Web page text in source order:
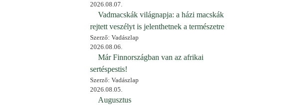
2026.08.07.
Vadmacskák világnapja: a házi macskák
rejtett veszélyt is jelenthetnek a természetre
Szerző: Vadászlap
2026.08.06.
Már Finnországban van az afrikai
sertéspestis!
Szerző: Vadászlap
2026.08.05.
Augusztus